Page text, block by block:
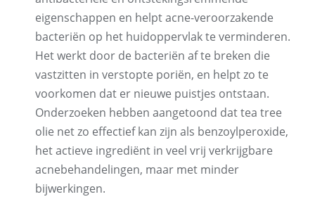
eigenschappen en helpt acne-veroorzakende
bacteriën op het huidoppervlak te verminderen.
Het werkt door de bacteriën af te breken die
vastzitten in verstopte poriën, en helpt zo te
voorkomen dat er nieuwe puistjes ontstaan.
Onderzoeken hebben aangetoond dat tea tree
olie net zo effectief kan zijn als benzoylperoxide,
het actieve ingrediënt in veel vrij verkrijgbare
acnebehandelingen, maar met minder
bijwerkingen.